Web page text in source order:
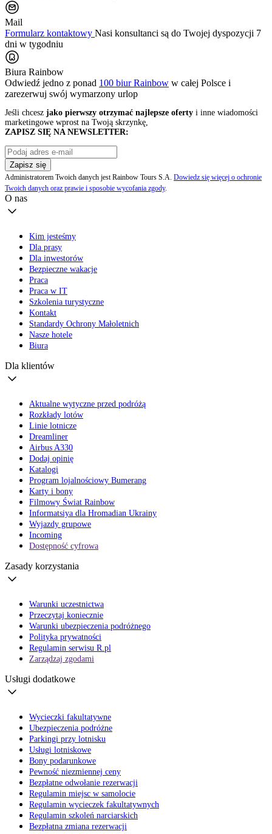
Mail
Formularz kontaktowy Nasi konsultanci są do Twojej dyspozycji 7
dni w tygodniu
Biura Rainbow
Odwiedź jedno z ponad 100 biur Rainbow w całej Polsce i
zarezerwuj swój wymarzony urlop
Jeśli chcesz jako pierwszy otrzymać najlepsze oferty i inne wiadomości
marketingowe wprost na Twoją skrzynkę,
ZAPISZ SIĘ NA NEWSLETTER:
Zapisz się
Administratorem Twoich danych jest Rainbow Tours S.A. Dowiedz się więcej o ochronie
Twoich danych oraz prawie i sposobie wycofania zgody.
O nas
Kim jesteśmy
Dla prasy
Dla inwestorów
Bezpieczne wakacje
Praca
Praca w IT
Szkolenia turystyczne
Kontakt
Standardy Ochrony Małoletnich
Nasze hotele
Biura
Dla klientów
Aktualne wytyczne przed podróżą
Rozkłady lotów
Linie lotnicze
Dreamliner
Airbus A330
Dodaj opinię
Katalogi
Program lojalnościowy Bumerang
Karty i bony
Filmowy Świat Rainbow
Informatsiya dla Hromadian Ukrainy
Wyjazdy grupowe
Incoming
Dostępność cyfrowa
Zasady korzystania
Warunki uczestnictwa
Przeczytaj koniecznie
Warunki ubezpieczenia podróżnego
Polityka prywatności
Regulamin serwisu R.pl
Zarządzaj zgodami
Usługi dodatkowe
Wycieczki fakultatywne
Ubezpieczenia podróżne
Parkingi przy lotnisku
Usługi lotniskowe
Bony podarunkowe
Pewność niezmiennej ceny
Bezpłatne odwołanie rezerwacji
Regulamin miejsc w samolocie
Regulamin wycieczek fakultatywnych
Regulamin szkoleń narciarskich
Bezpłatna zmiana rezerwacji